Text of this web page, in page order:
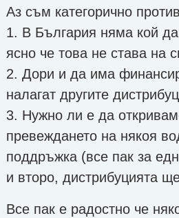
Аз съм категорично
1. В България няма кой да
ясно че това не става на
2. Дори и да има
налагат другите
3. Нужно ли е да
превеждането на някоя
поддръжка (все пак за
и второ, дистрибуцията
Все пак е радостно че